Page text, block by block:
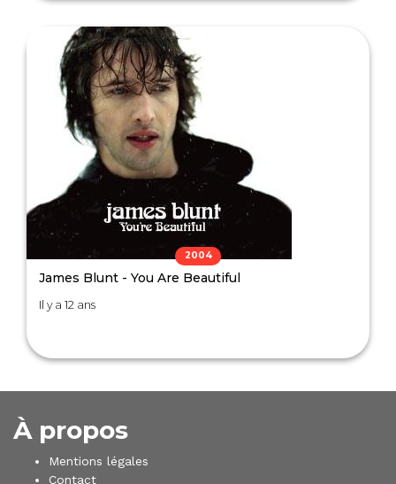
2004
James Blunt - You Are Beautiful
Il y a 12 ans
À propos
Mentions légales
Contact